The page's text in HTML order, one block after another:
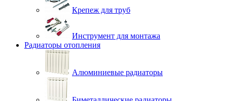
Крепеж для труб
Инструмент для монтажа
Радиаторы отопления
Алюминиевые радиаторы